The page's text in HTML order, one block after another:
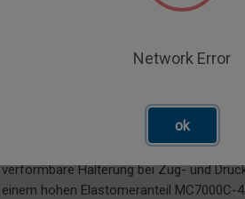
Motec Rückfahrkamera mit 53, 82, 112
Bildwinkel zur Auswahl und M12 Stecker.
verformbare Halterung bei Zug- und
einem hohen Elastomeranteil MC7000C-
Network Error
ok